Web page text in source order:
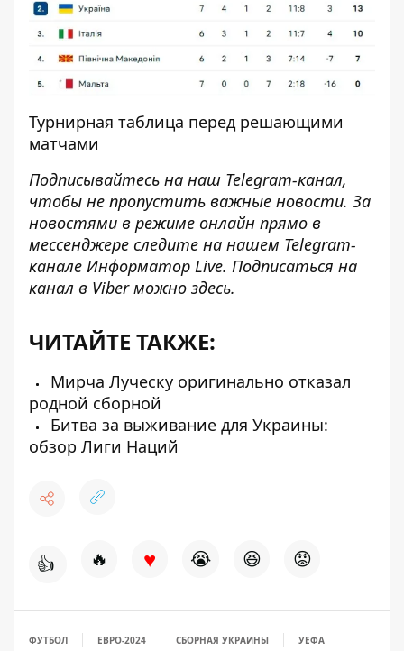
Турнирная таблица перед решающими
матчами
Подписывайтесь на наш Telegram-канал,
чтобы не пропустить важные новости. За
новостями в режиме онлайн прямо в
мессенджере следите на нашем Telegram-
канале Информатор Live. Подписаться на
канал в Viber можно здесь.
ЧИТАЙТЕ ТАКЖЕ:
Мирча Луческу оригинально отказал
родной сборной
Битва за выживание для Украины:
обзор Лиги Наций
👍 🔥 ♥ 😭 😆 😡
ФУТБОЛ ЕВРО-2024 СБОРНАЯ УКРАИНЫ УЕФА